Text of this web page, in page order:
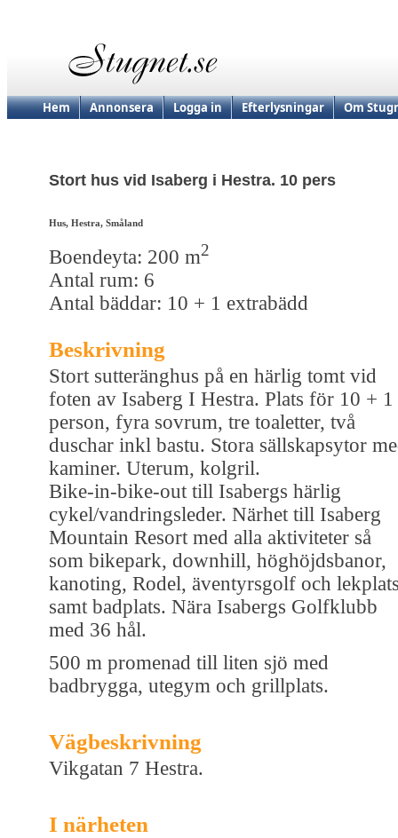
Hem Annonsera Logga in Efterlysningar Om
Stort hus vid Isaberg i Hestra. 10 pers
Hus, Hestra, Småland
Boendeyta: 200 m2
Antal rum: 6
Antal bäddar: 10 + 1 extrabädd
Beskrivning
Stort sutteränghus på en härlig tomt vid
foten av Isaberg I Hestra. Plats för 10 + 1
person, fyra sovrum, tre toaletter, två
duschar inkl bastu. Stora sällskapsytor
kaminer. Uterum, kolgril.
Bike-in-bike-out till Isabergs härlig
cykel/vandringsleder. Närhet till Isaberg
Mountain Resort med alla aktiviteter så
som bikepark, downhill, höghöjdsbanor,
kanoting, Rodel, äventyrsgolf och
samt badplats. Nära Isabergs Golfklubb
med 36 hål.
500 m promenad till liten sjö med
badbrygga, utegym och grillplats.
Vägbeskrivning
Vikgatan 7 Hestra.
I närheten